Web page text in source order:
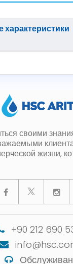
своими
жизни,
+90 212 690